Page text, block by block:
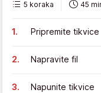
5 koraka 45
Pripremite tikvice
Napravite fil
Napunite tikvice